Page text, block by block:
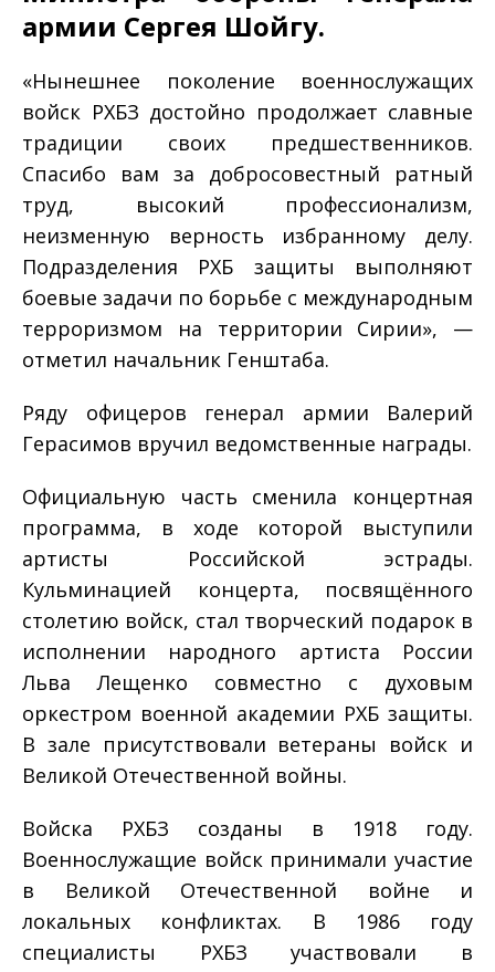
армии Сергея Шойгу.
«Нынешнее поколение военнослужащих
войск РХБЗ достойно продолжает славные
традиции своих предшественников.
Спасибо вам за добросовестный ратный
труд, высокий профессионализм,
неизменную верность избранному делу.
Подразделения РХБ защиты выполняют
боевые задачи по борьбе с международным
терроризмом на территории Сирии», —
отметил начальник Генштаба.
Ряду офицеров генерал армии Валерий
Герасимов вручил ведомственные награды.
Официальную часть сменила концертная
программа, в ходе которой выступили
артисты Российской эстрады.
Кульминацией концерта, посвящённого
столетию войск, стал творческий подарок в
исполнении народного артиста России
Льва Лещенко совместно с духовым
оркестром военной академии РХБ защиты.
В зале присутствовали ветераны войск и
Великой Отечественной войны.
Войска РХБЗ созданы в 1918 году.
Военнослужащие войск принимали участие
в Великой Отечественной войне и
локальных конфликтах. В 1986 году
специалисты РХБЗ участвовали в